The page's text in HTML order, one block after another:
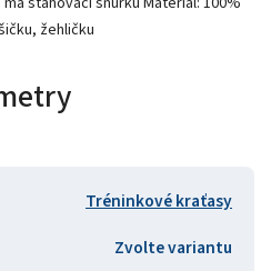
žehličku
Tréninkové kraťasy
Zvolte variantu